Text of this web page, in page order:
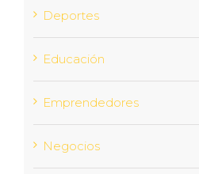
Deportes
Educación
Emprendedores
Negocios